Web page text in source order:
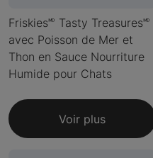
Friskies🅫 Tasty Treasures🅫
avec Poisson de Mer et
Thon en Sauce Nourriture
Humide pour Chats
Voir plus